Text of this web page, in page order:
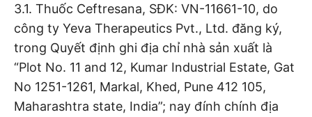
3.1. Thuốc Ceftresana, SĐK: VN-11661-10, do
công ty Yeva Therapeutics Pvt., Ltd. đăng ký,
trong Quyết định ghi địa chỉ nhà sản xuất là
“Plot No. 11 and 12, Kumar Industrial Estate, Gat
No 1251-1261, Markal, Khed, Pune 412 105,
Maharashtra state, India”; nay đính chính địa